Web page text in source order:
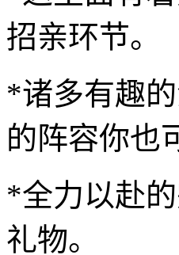
招亲环节。
*诸多有趣
的阵容你也
*全力以赴
礼物。